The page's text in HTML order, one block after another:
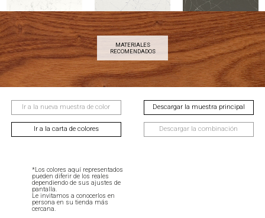
AVELLANA CAOBA CASTAÑO
Next
MATERIALES
RECOMENDADOS
Ir a la nueva muestra de color
Ir a la carta de colores
Descargar la muestra principal
Descargar la combinación
*Los colores aquí representados
pueden diferir de los reales
dependiendo de sus ajustes de
pantalla.
Le invitamos a conocerlos en
persona en su tienda más
cercana.